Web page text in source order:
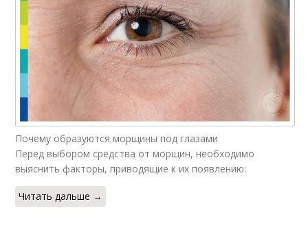
Почему образуются морщины под глазами
Перед выбором средства от морщин, необходимо
выяснить факторы, приводящие к их появлению:
Читать дальше →